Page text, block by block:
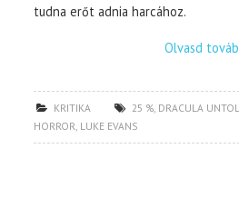
tudna erőt adnia harcához.
Olvasd
KRITIKA 25 % DRACULA
HORROR LUKE EVANS